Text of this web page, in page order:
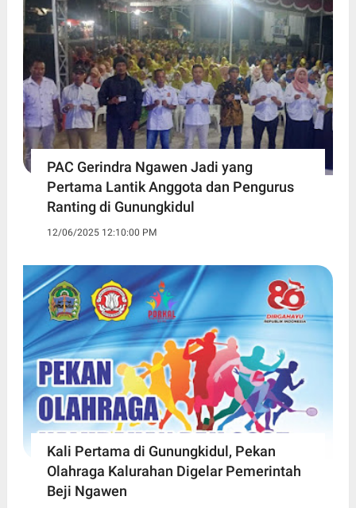
PAC Gerindra Ngawen Jadi yang
Pertama Lantik Anggota dan Pengurus
Ranting di Gunungkidul
12/06/2025 12:10:00 PM
Kali Pertama di Gunungkidul, Pekan
Olahraga Kalurahan Digelar Pemerintah
Beji Ngawen